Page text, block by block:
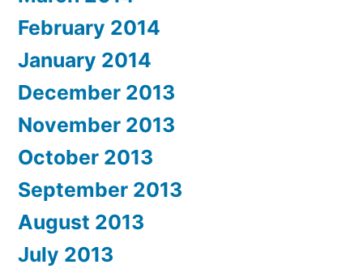
February 2014
January 2014
December 2013
November 2013
October 2013
September 2013
August 2013
July 2013